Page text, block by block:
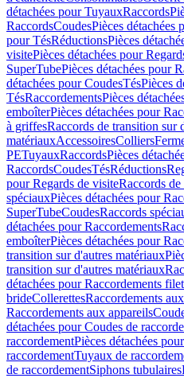
détachées pour TuyauxRaccords
RaccordsCoudesPièces détachées
pour TésRéductionsPièces
visitePièces détachées pour
SuperTubePièces détachées pour
détachées pour CoudesTésPièces
TésRaccordementsPièces
emboîterPièces détachées pour
à griffesRaccords de transition sur
matériauxAccessoiresColliers
PETuyauxRaccordsPièces
RaccordsCoudesTésRéductions
pour Regards de visiteRaccords
spéciauxPièces détachées pour
SuperTubeCoudesRaccords
détachées pour Raccordements
emboîterPièces détachées pour
transition sur d'autres matériaux
transition sur d'autres matériaux
détachées pour Raccordements
brideCollerettesRaccordements
Raccordements aux appareils
détachées pour Coudes de
raccordementPièces détachées
raccordementTuyaux de
de raccordementSiphons tubulaires